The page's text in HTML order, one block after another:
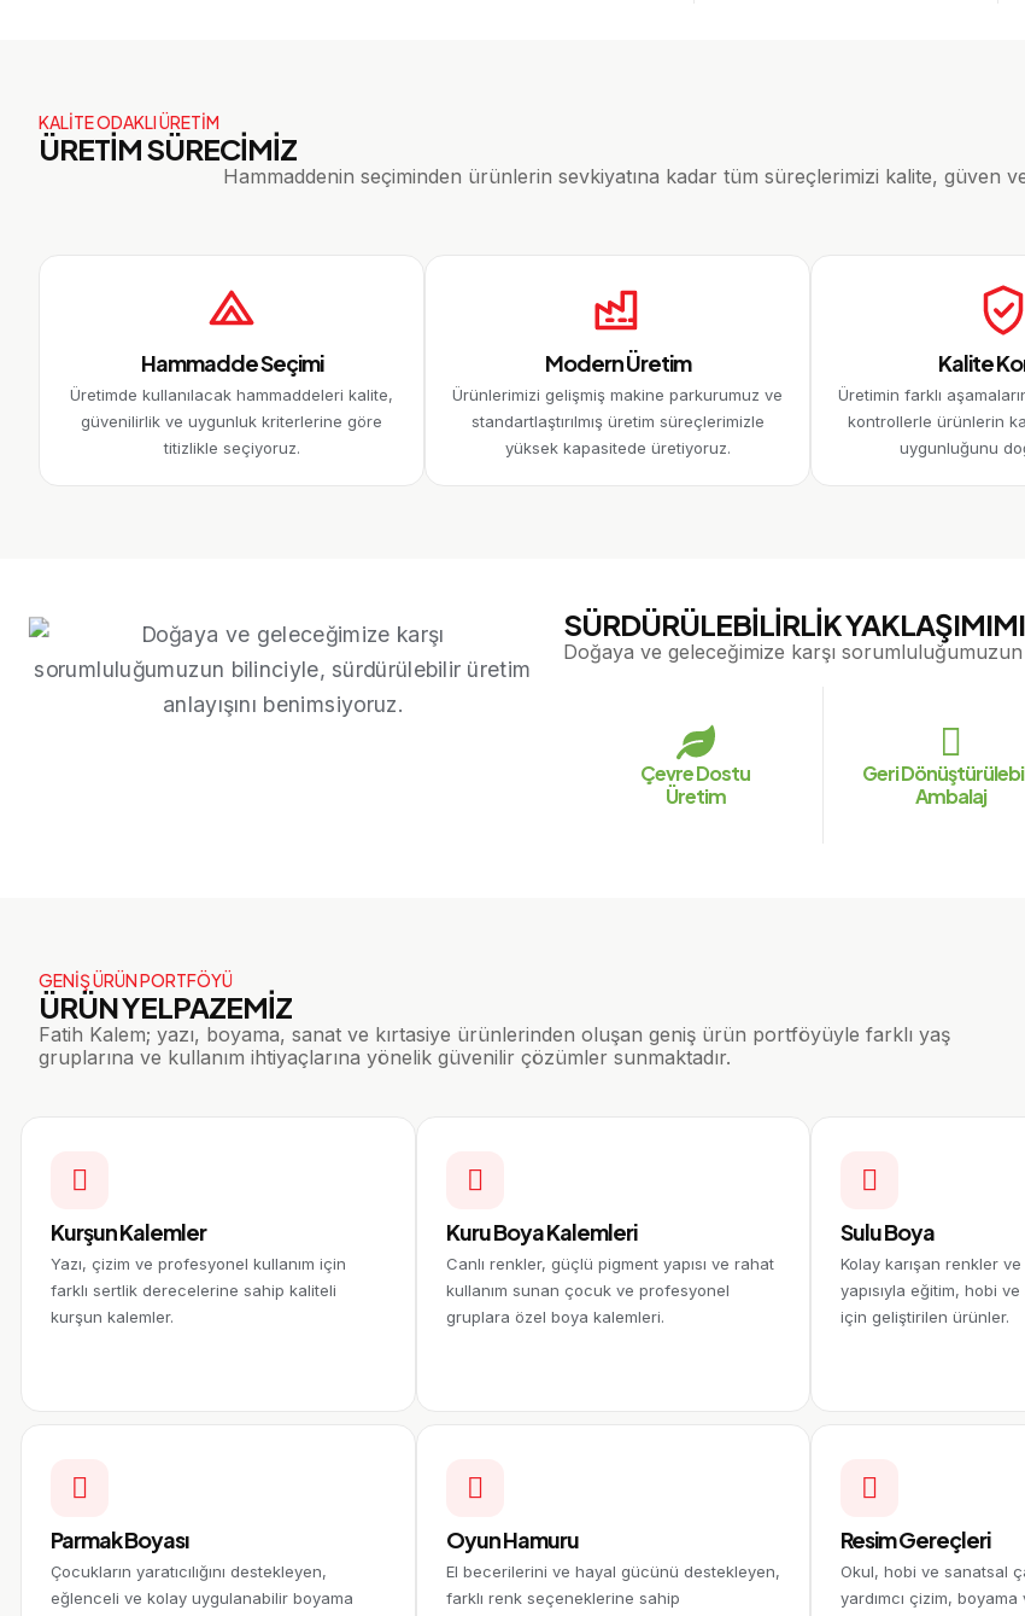
KALİTE ODAKLI ÜRETİM
ÜRETİM SÜRECİMİZ
Hammaddenin seçiminden ürünlerin sevkiyatına kadar tüm süreçlerimizi kalite, güven
Hammadde Seçimi
Üretimde kullanılacak hammaddeleri kalite,
güvenilirlik ve uygunluk kriterlerine göre
titizlikle seçiyoruz.
Modern Üretim
Ürünlerimizi gelişmiş makine parkurumuz ve
standartlaştırılmış üretim süreçlerimizle
yüksek kapasitede üretiyoruz.
Kalite
Üretimin farklı
kontrollerle ürünlerin
uygunluğunu
SÜRDÜRÜLEBİLİRLİK
Doğaya ve geleceğimize karşı
Çevre Dostu
Üretim
Geri
Ambalaj
GENİŞ ÜRÜN PORTFÖYÜ
ÜRÜN YELPAZEMİZ
Fatih Kalem; yazı, boyama, sanat ve kırtasiye ürünlerinden oluşan geniş ürün portföyüyle farklı yaş
gruplarına ve kullanım ihtiyaçlarına yönelik güvenilir çözümler sunmaktadır.
Kurşun Kalemler
Yazı, çizim ve profesyonel kullanım için
farklı sertlik derecelerine sahip kaliteli
kurşun kalemler.
Kuru Boya Kalemleri
Canlı renkler, güçlü pigment yapısı ve rahat
kullanım sunan çocuk ve profesyonel
gruplara özel boya kalemleri.
Sulu Boya
Kolay karışan renkler
yapısıyla eğitim, hobi
için geliştirilen ürünler.
Parmak Boyası
Çocukların yaratıcılığını destekleyen,
eğlenceli ve kolay uygulanabilir boyama
Oyun Hamuru
El becerilerini ve hayal gücünü destekleyen,
farklı renk seçeneklerine sahip
Resim Gereçleri
Okul, hobi ve sanatsal
yardımcı çizim,